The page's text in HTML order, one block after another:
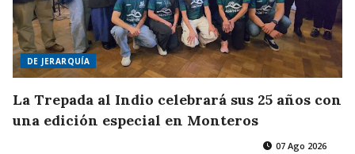
DE JERARQUÍA
La Trepada al Indio celebrará sus 25 años con
una edición especial en Monteros
07 Ago 2026